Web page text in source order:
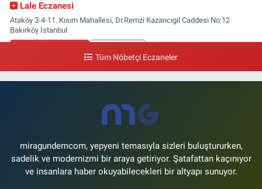
Lale Eczanesi
Ataköy 3-4-11. Kısım Mahallesi, Dr.Remzi Kazancıgil Caddesi No:12
Bakırköy İstanbul
Tüm Nöbetçi Eczaneler
miragundemcom, yepyeni temasıyla sizleri buluştururken,
sadelik ve modernizmi bir araya getiriyor. Şatafattan kaçınıyor
ve insanlara haber okuyabilecekleri bir altyapı sunuyor.